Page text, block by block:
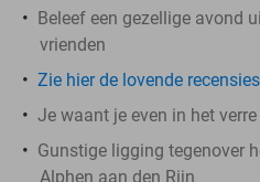
Beleef een gezellige avond
vrienden
Zie hier de lovende recensies
Je waant je even in het
Gunstige ligging tegenover
Alphen aan den Rijn